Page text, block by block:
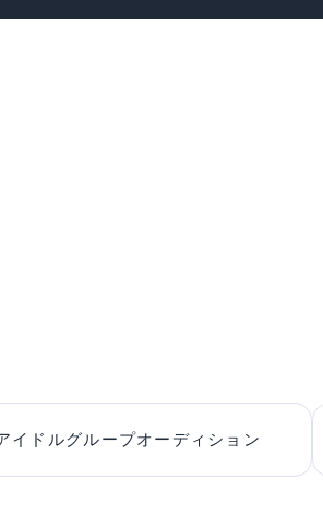
イドルグループオーディション